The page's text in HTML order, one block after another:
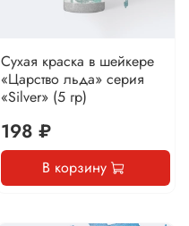
Сухая краска в шейкере
«Царство льда» серия
«Silver» (5 гр)
198 ₽
В корзину